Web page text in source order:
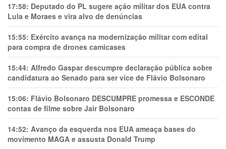
17:58: Deputado do PL sugere ação militar dos EUA contra
Lula e Moraes e vira alvo de denúncias
15:55: Exército avança na modernização militar com edital
para compra de drones camicases
15:44: Alfredo Gaspar descumpre declaração pública sobre
candidatura ao Senado para ser vice de Flávio Bolsonaro
15:06: Flávio Bolsonaro DESCUMPRE promessa e ESCONDE
contas de filme sobre Jair Bolsonaro
14:52: Avanço da esquerda nos EUA ameaça bases do
movimento MAGA e assusta Donald Trump